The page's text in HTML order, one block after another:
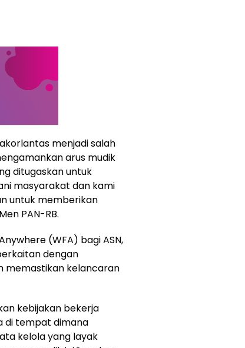
menjadi salah
arus mudik
ditugaskan untuk
masyarakat dan kami
untuk memberikan
PAN-RB.
(WFA) bagi ASN,
dengan
memastikan kelancaran
kebijakan bekerja
di tempat dimana
kelola yang layak